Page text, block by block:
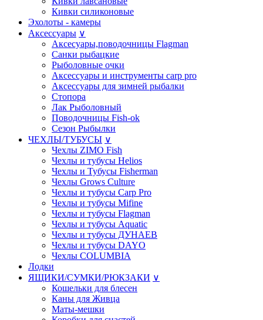
Кивки силиконовые
Эхолоты - камеры
Аксессуары ∨
Аксесуары,поводочницы Flagman
Санки рыбацкие
Рыболовные очки
Аксессуары и инструменты carp pro
Аксессуары для зимней рыбалки
Стопора
Лак Рыболовный
Поводочницы Fish-ok
Сезон Рыбылки
ЧЕХЛЫ/ТУБУСЫ ∨
Чехлы ZIMO Fish
Чехлы и тубусы Helios
Чехлы и Тубусы Fisherman
Чехлы Grows Culture
Чехлы и тубусы Carp Pro
Чехлы и тубусы Mifine
Чехлы и тубусы Flagman
Чехлы и тубусы Aquatic
Чехлы и тубусы ДУНАЕВ
Чехлы и тубусы DAYO
Чехлы COLUMBIA
Лодки
ЯЩИКИ/СУМКИ/РЮКЗАКИ ∨
Кошельки для блесен
Каны для Живца
Маты-мешки